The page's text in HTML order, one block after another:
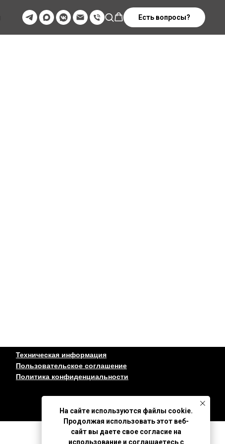
Есть вопросы?
На сайте используются файлы cookie.
Продолжая использовать этот веб-
сайт вы даете свое согласие на
использование и соглашаетесь с
Политика конфиденциальности
Пользовательское соглашение
Техническая информация